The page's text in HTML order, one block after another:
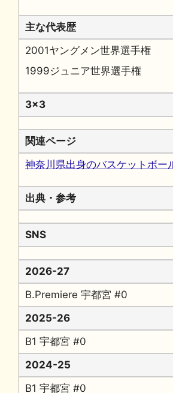
主な代表歴
2001ヤングメン世界選手権
1999ジュニア世界選手権
3x3
関連ページ
神奈川県出身のバスケットボー
出典・参考
SNS
2026-27
B.Premiere 宇都宮 #0
2025-26
B1 宇都宮 #0
2024-25
B1 宇都宮 #0